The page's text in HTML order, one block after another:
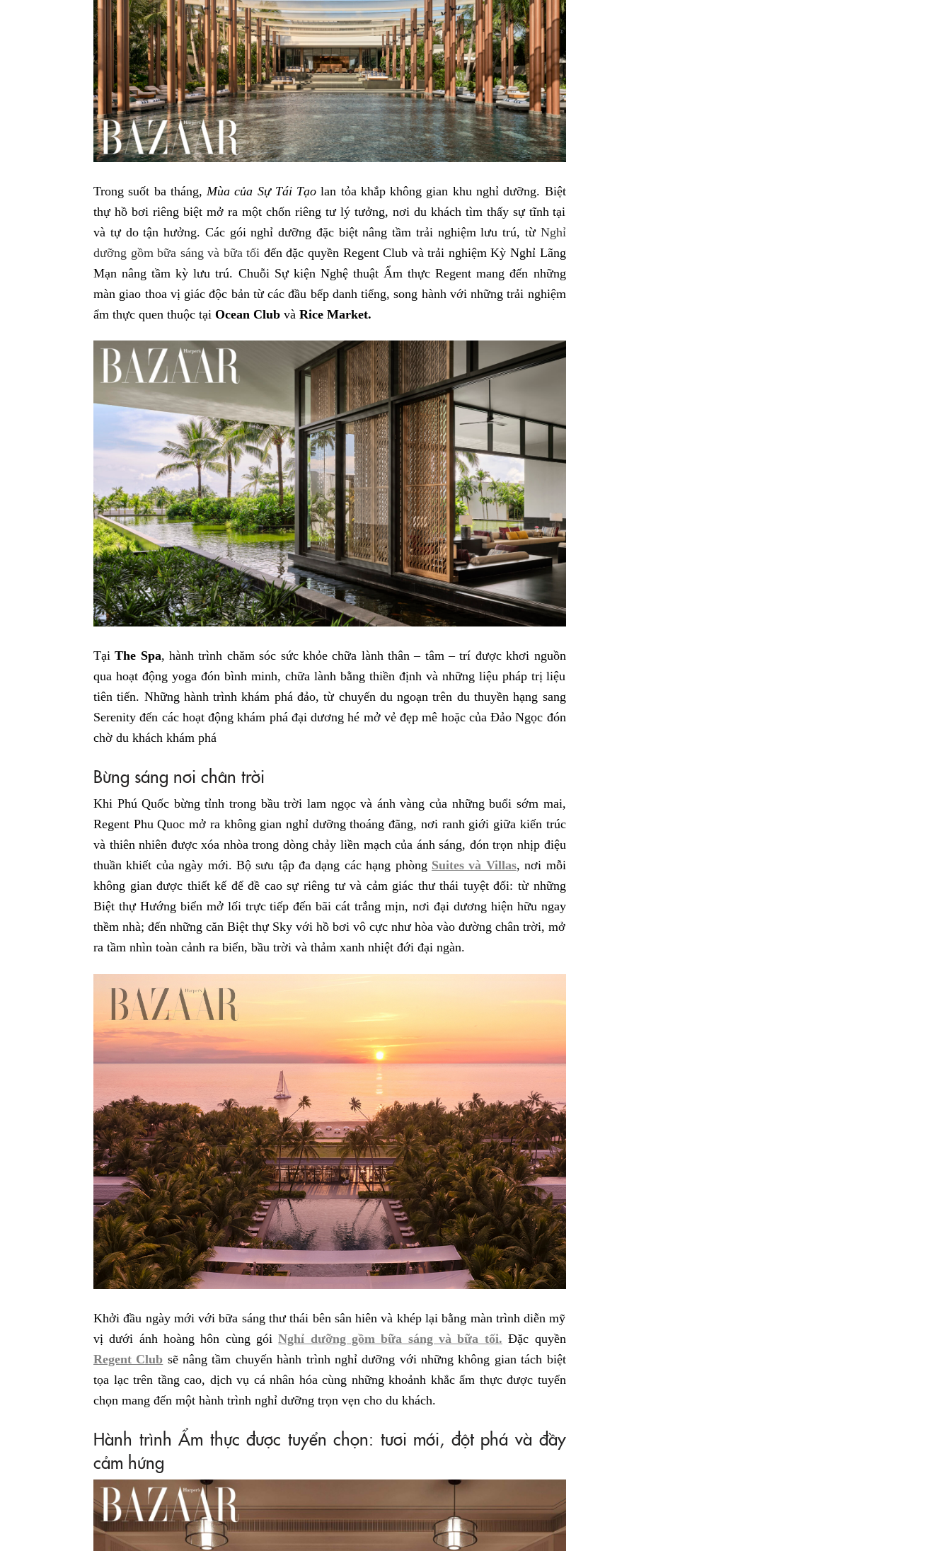
Trong suốt ba tháng, Mùa của Sự Tái Tạo lan tỏa khắp không gian khu nghỉ dưỡng. Biệt
thự hồ bơi riêng biệt mở ra một chốn riêng tư lý tưởng, nơi du khách tìm thấy sự tĩnh tại
và tự do tận hưởng. Các gói nghỉ dưỡng đặc biệt nâng tầm trải nghiệm lưu trú, từ Nghỉ
dưỡng gồm bữa sáng và bữa tối đến đặc quyền Regent Club và trải nghiệm Kỳ Nghỉ Lãng
Mạn nâng tầm kỳ lưu trú. Chuỗi Sự kiện Nghệ thuật Ẩm thực Regent mang đến những
màn giao thoa vị giác độc bản từ các đầu bếp danh tiếng, song hành với những trải nghiệm
ẩm thực quen thuộc tại Ocean Club và Rice Market.
TạiThe Spa, hành trình chăm sóc sức khỏe chữa lành thân – tâm – trí được khơi nguồn
qua hoạt động yoga đón bình minh, chữa lành bằng thiền định và những liệu pháp trị liệu
tiên tiến. Những hành trình khám phá đảo, từ chuyến du ngoạn trên du thuyền hạng sang
Serenity đến các hoạt động khám phá đại dương hé mở vẻ đẹp mê hoặc của Đảo Ngọc đón
chờ du khách khám phá
Bừng sáng nơi chân trời
Khi Phú Quốc bừng tỉnh trong bầu trời lam ngọc và ánh vàng của những buổi sớm mai,
Regent Phu Quoc mở ra không gian nghỉ dưỡng thoáng đãng, nơi ranh giới giữa kiến trúc
và thiên nhiên được xóa nhòa trong dòng chảy liền mạch của ánh sáng, đón trọn nhịp điệu
thuần khiết của ngày mới. Bộ sưu tập đa dạng các hạng phòng Suites và Villas, nơi mỗi
không gian được thiết kế để đề cao sự riêng tư và cảm giác thư thái tuyệt đối: từ những
Biệt thự Hướng biển mở lối trực tiếp đến bãi cát trắng mịn, nơi đại dương hiện hữu ngay
thềm nhà; đến những căn Biệt thự Sky với hồ bơi vô cực như hòa vào đường chân trời, mở
ra tầm nhìn toàn cảnh ra biển, bầu trời và thảm xanh nhiệt đới đại ngàn.
Khởi đầu ngày mới với bữa sáng thư thái bên sân hiên và khép lại bằng màn trình diễn mỹ
vị dưới ánh hoàng hôn cùng góiNghỉ dưỡng gồm bữa sáng và bữa tối. Đặc quyền
Regent Club sẽ nâng tầm chuyến hành trình nghỉ dưỡng với những không gian tách biệt
tọa lạc trên tầng cao, dịch vụ cá nhân hóa cùng những khoảnh khắc ẩm thực được tuyển
chọn mang đến một hành trình nghỉ dưỡng trọn vẹn cho du khách.
Hành trình Ẩm thực được tuyển chọn: tươi mới, đột phá và đầy
cảm hứng